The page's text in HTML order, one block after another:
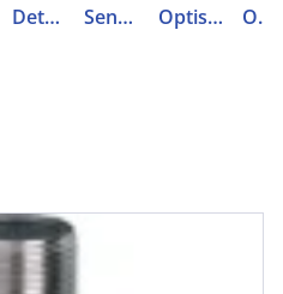
Detectie en sensoren Sensoren toebehoren Optische afstandssensor OGT300